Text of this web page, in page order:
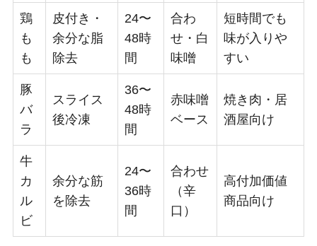
鶏
も
も
皮付き・
余分な脂
除去
24〜
48時
間
合わ
せ・白
味噌
短時間でも
味が入りや
すい
豚
バ
ラ
スライス
後冷凍
36〜
48時
間
赤味噌
ベース
焼き肉・居
酒屋向け
牛
カ
ル
ビ
余分な筋
を除去
24〜
36時
間
合わせ
（辛
口）
高付加価値
商品向け